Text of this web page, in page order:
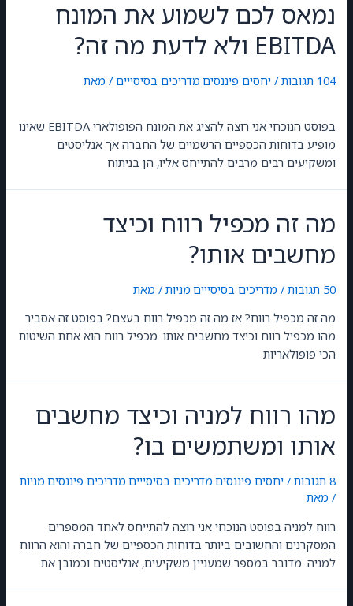
נמאס לכם לשמוע את המונח
EBITDA ולא לדעת מה זה?
104 תגובות / יחסים פיננסים מדריכים בסיסייים / מאת
בפוסט הנוכחי אני רוצה להציג את המונח הפופולארי EBITDA שאינו
מופיע בדוחות הכספיים הרשמיים של החברה אך אנליסטים
ומשקיעים רבים מרבים להתייחס אליו, הן בניתוח
מה זה מכפיל רווח וכיצד
מחשבים אותו?
50 תגובות / מדריכים בסיסייים מניות / מאת
מה זה מכפיל רווח? אז מה זה מכפיל רווח בעצם? בפוסט זה אסביר
מהו מכפיל רווח וכיצד מחשבים אותו. מכפיל רווח הוא אחת השיטות
הכי פופולאריות
מהו רווח למניה וכיצד מחשבים
אותו ומשתמשים בו?
8 תגובות / יחסים פיננסים מדריכים בסיסייים מדריכים פיננסים מניות
/ מאת
רווח למניה בפוסט הנוכחי אני רוצה להתייחס לאחד המספרים
המסקרנים והחשובים ביותר בדוחות הכספיים של חברה והוא הרווח
למניה. מדובר במספר שמעניין משקיעים, אנליסטים וכמובן את